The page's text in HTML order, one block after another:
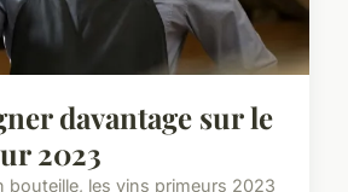
davantage sur le
2023
bouteille, les vins primeurs 2023